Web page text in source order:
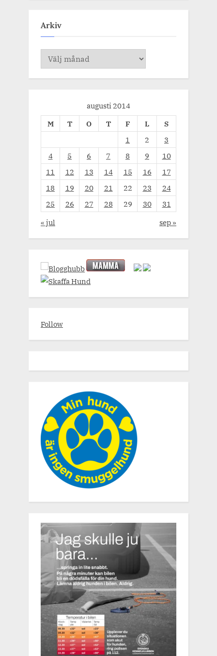
Arkiv
Arkiv
augusti 2014
M
T O T F L
S
1
2
3
4
5 6 7 8 9
10
11
12 13 14 15 16
17
18
19 20 21 22 23
24
25
26 27 28 29 30
31
« jul
sep »
Follow